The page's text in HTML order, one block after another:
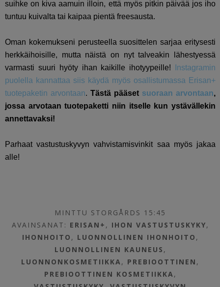
suihke on kiva aamuin illoin, että myös pitkin päivää jos iho
tuntuu kuivalta tai kaipaa pientä freesausta.
Oman kokemukseni perusteella suosittelen sarjaa eritysesti
herkkäihoisille, mutta näistä on nyt talveakin lähestyessä
varmasti suuri hyöty ihan kaikille ihotyypeille!
Instagramin
puolella kannattaa siis käydä myös osallistumassa Erisan+
tuotepaketin arvontaan.Tästä pääset suoraan arvontaan,
jossa arvotaan tuotepaketti niin itselle kun ystävällekin
annettavaksi!
Parhaat vastustuskyvyn vahvistamisvinkit saa myös jakaa
alle!
MINTTU STORGÅRDS 15:45
AVAINSANAT: ERISAN+ , IHON VASTUSTUSKYKY,
IHONHOITO , LUONNOLLINEN IHONHOITO ,
LUONNOLLINEN KAUNEUS ,
LUONNONKOSMETIIKKA, PREBIOOTTINEN ,
PREBIOOTTINEN KOSMETIIKKA,